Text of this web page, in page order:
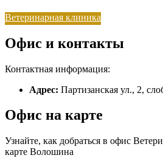
Ветеринарная клиника
Офис и контакты
Контактная информация:
Адрес: Партизанская ул., 2,
Офис на карте
Узнайте, как добраться в офис
карте Волошина